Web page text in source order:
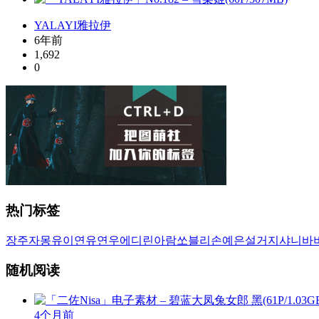
YALAYI雅拉伊
6年前
1,692
0
热门标签
장주자몽유이 연유연우에디린아람쏘블리 손예은설거지 샤니 바
随机阅读
4个月前